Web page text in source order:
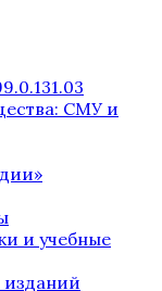
СМУ и
и учебные
изданий